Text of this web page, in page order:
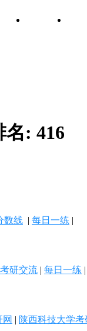
名: 416
数线 | 每日一练 |
研交流 | 每日一练 |
| 陕西科技大学